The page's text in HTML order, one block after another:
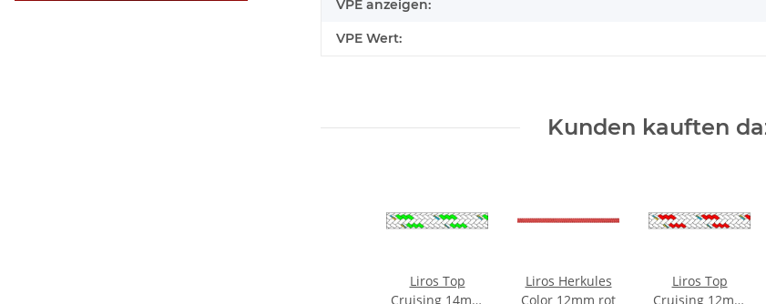
VPE anzeigen:
VPE Wert:
Kunden kauften
Liros Top
Cruising 14mm
Liros Herkules
Color 12mm rot
Liros Top
Cruising 12mm